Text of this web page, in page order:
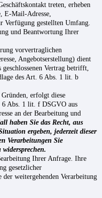
treten, erheben
E-Mail-Adresse,
gestellten Umfang.
und Beantwortung Ihrer
vorvertraglichen
Angebotserstellung) dient
Vertrag betrifft,
des Art. 6 Abs. 1 lit. b
erfolgt diese
6 Abs. 1 lit. f DSGVO aus
an der Bearbeitung und
haben Sie das Recht, aus
ergeben, jederzeit dieser
Verarbeitungen Sie
widersprechen.
Ihrer Anfrage. Ihre
gesetzlicher
weitergehenden Verarbeitung